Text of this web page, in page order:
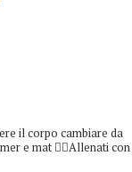
il corpo cambiare da
e mat 👇🏻Allenati con